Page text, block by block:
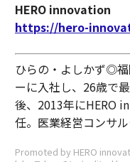
HERO innovation
https://hero-
ひらの・よしかず◎
ーに入社し、26歳で
後、2013年にHERO
任。医業経営コンサル
Promoted by HERO